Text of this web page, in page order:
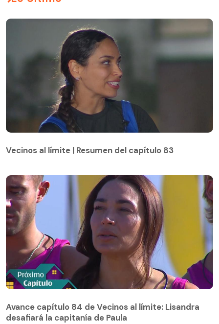
Vecinos al límite | Resumen del capítulo 83
desafiará la capitanía de Paula
Avance capítulo 84 de Vecinos al límite: Lisandra
desafiará la capitanía de Paula